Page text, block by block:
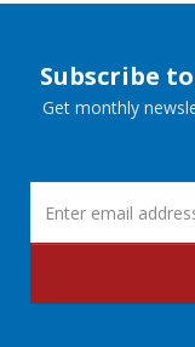
Subscribe
Get monthly